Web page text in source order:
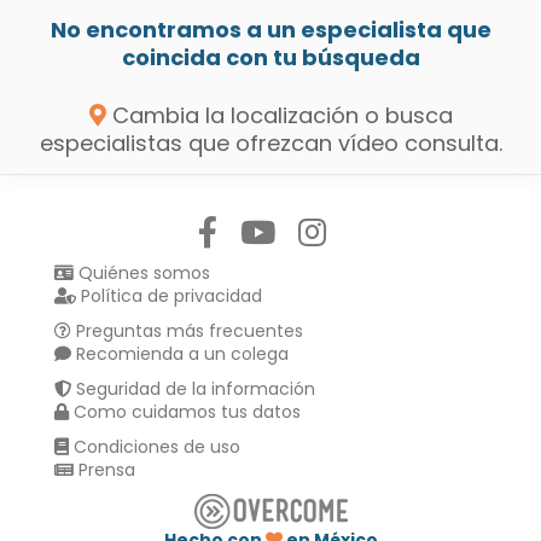
No encontramos a un especialista que
coincida con tu búsqueda
Cambia la localización o busca
especialistas que ofrezcan vídeo consulta.
Quiénes somos
Política de privacidad
Preguntas más frecuentes
Recomienda a un colega
Seguridad de la información
Como cuidamos tus datos
Condiciones de uso
Prensa